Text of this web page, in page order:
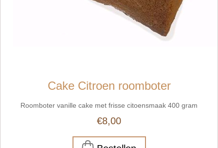
Cake Citroen roomboter
Roomboter vanille cake met frisse citoensmaak 400 gram
€8,00